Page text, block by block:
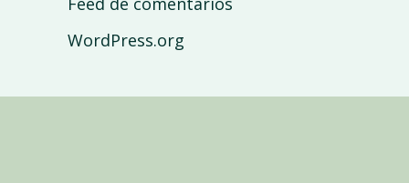
WordPress.org